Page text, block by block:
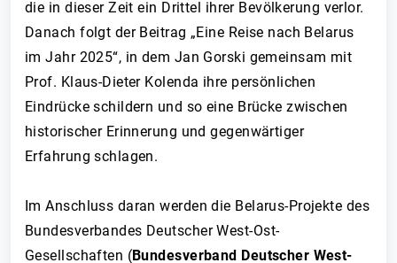
die in dieser Zeit ein Drittel ihrer Bevölkerung verlor.
Danach folgt der Beitrag „Eine Reise nach Belarus
im Jahr 2025“, in dem Jan Gorski gemeinsam mit
Prof. Klaus-Dieter Kolenda ihre persönlichen
Eindrücke schildern und so eine Brücke zwischen
historischer Erinnerung und gegenwärtiger
Erfahrung schlagen.
Im Anschluss daran werden die Belarus-Projekte des
Bundesverbandes Deutscher West-Ost-
Gesellschaften (Bundesverband Deutscher West-